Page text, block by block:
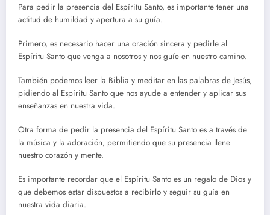
Para pedir la presencia del Espíritu Santo, es importante tener una
actitud de humildad y apertura a su guía.
Primero, es necesario hacer una oración sincera y pedirle al
Espíritu Santo que venga a nosotros y nos guíe en nuestro camino.
También podemos leer la Biblia y meditar en las palabras de Jesús,
pidiendo al Espíritu Santo que nos ayude a entender y aplicar sus
enseñanzas en nuestra vida.
Otra forma de pedir la presencia del Espíritu Santo es a través de
la música y la adoración, permitiendo que su presencia llene
nuestro corazón y mente.
Es importante recordar que el Espíritu Santo es un regalo de Dios y
que debemos estar dispuestos a recibirlo y seguir su guía en
nuestra vida diaria.